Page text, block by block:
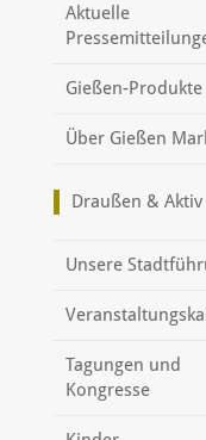
Aktuelle
Gießen-Produkte
Über Gießen
Draußen & Aktiv
Unsere
Tagungen und
Kongresse